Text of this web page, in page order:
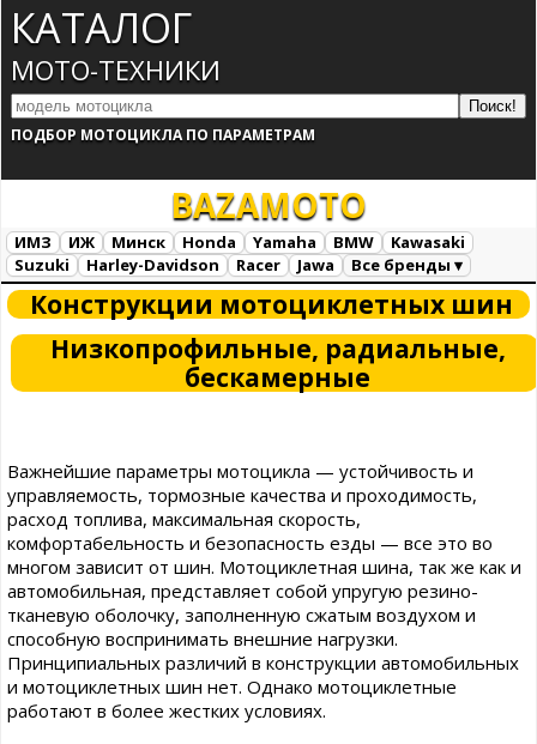
КАТАЛОГ
МОТО-ТЕХНИКИ
ПОДБОР МОТОЦИКЛА ПО ПАРАМЕТРАМ
BAZAMOTO
ИМЗ ИЖ Минск Honda Yamaha BMW
Kawasaki
Suzuki
Harley-Davidson Racer Jawa
Все бренды ▾
Все марки
Загрузка...
Конструкции мотоциклетных шин
Низкопрофильные, радиальные,
бескамерные
Важнейшие параметры мотоцикла — устойчивость и
управляемость, тормозные качества и проходимость,
расход топлива, максимальная скорость,
комфортабельность и безопасность езды — все это во
многом зависит от шин. Мотоциклетная шина, так же как и
автомобильная, представляет собой упругую резино-
тканевую оболочку, заполненную сжатым воздухом и
способную воспринимать внешние нагрузки.
Принципиальных различий в конструкции автомобильных
и мотоциклетных шин нет. Однако мотоциклетные
работают в более жестких условиях.